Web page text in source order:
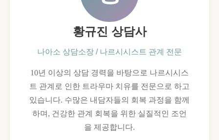
황규진 상담사
나아소 상담소장 / 나르시시스트 관계 전문
10년 이상의 상담 경력을 바탕으로 나르시시스
트 관계로 인한 트라우마 치유를 전문으로 하고
있습니다. 수많은 내담자들의 회복 과정을 함께
하며, 건강한 관계 회복을 위한 실질적인 조언
을 제공합니다.